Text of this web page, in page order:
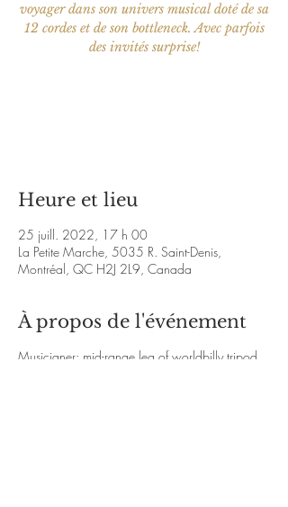
voyager dans son univers musical doté de sa
12 cordes et de son bottleneck. Avec parfois
des invités surprise!
Heure et lieu
25 juill. 2022, 17 h 00
La Petite Marche, 5035 R. Saint-Denis,
Montréal, QC H2J 2L9, Canada
À propos de l'événement
Musicianer: mid-range leg of worldbilly tripod